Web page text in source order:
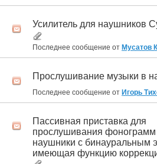
Усилитель для наушников
Последнее сообщение от Мусатов
Прослушивание музыки в
Последнее сообщение от Игорь
Пассивная приставка для
прослушивания фонограмм
наушники с бинауральным
имеющая функцию